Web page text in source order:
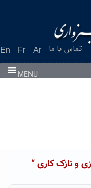
En Fr Ar تماس با ما
MENU
و نازک کاری “